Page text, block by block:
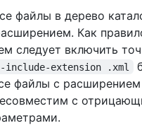
файлы в дерево
Как
следует включить
include-extension .xml
файлы с расширением
с